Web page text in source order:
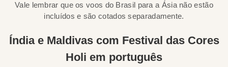
Vale lembrar que os voos do Brasil para a Ásia não estão
incluídos e são cotados separadamente.
Índia e Maldivas com Festival das Cores
Holi em português